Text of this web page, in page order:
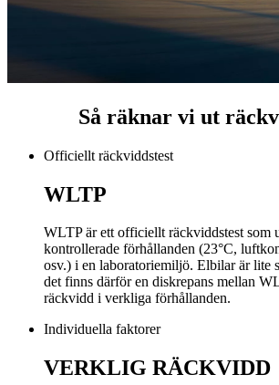
Så räknar vi ut
Officiellt räckviddstest
WLTP
WLTP är ett officiellt räckviddstest som
kontrollerade förhållanden (23°C,
osv.) i en laboratoriemiljö. Elbilar är lite
det finns därför en diskrepans mellan
räckvidd i verkliga förhållanden.
Individuella faktorer
VERKLIG RÄCKVIDD